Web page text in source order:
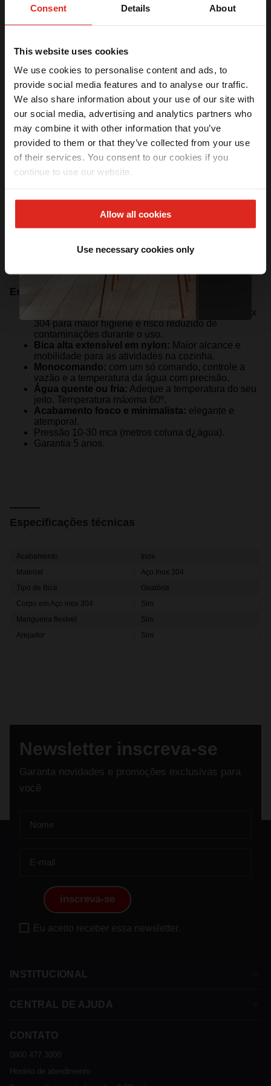
Consent Details About
This website uses cookies
We use cookies to personalise content and ads, to
provide social media features and to analyse our traffic.
We also share information about your use of our site with
our social media, advertising and analytics partners who
may combine it with other information that you’ve
provided to them or that they’ve collected from your use
of their services. You consent to our cookies if you
continue to use our website.
Allow all cookies
Use necessary cookies only
Leve
os 2 produtos
ou 0x de R$ 0,00
COMPRAR JUNTO
O novo MISTURADOR MONOCOMANDO DE MESA
ATLAS NEO FRANKEtem o corpo em aço inox 304 para
A vantagem de ser monocomando garante que com um só
controladas, com água quente ou fria. O acabamento fosco
Especificações:
Aço inox 304:
O corpo do misturador é em aço inox
304 para maior higiene e risco reduzido de
contaminações durante o uso.
Bica alta extensível em nylon: Maior alcance e
mobilidade para as atividades na cozinha.
Monocomando: com um só comando, controle a
vazão e a temperatura da água com precisão.
Água quente ou fria: Adeque a temperatura do seu
jeito. Temperatura máxima 60º.
Acabamento fosco e minimalista: elegante e
atemporal.
Pressão 10-30 mca (metros coluna d¿água).
Garantia 5 anos.
Especificações técnicas
Acabamento
Inox
Material
Aço Inox 304
Tipo de Bica
Giratória
Corpo em Aço inox 304
Sim
Mangueira flexível
Sim
Arejador
Sim
Newsletter inscreva-se
Garanta novidades e promoções exclusivas para
você
inscreva-se
Eu aceito receber essa newsletter.
INSTITUCIONAL
Sobre a Franke
Política de Privacidade
Sustentável
Cashback
CENTRAL DE AJUDA
Assistência Técnica
Política de Trocas e Devoluções
Política de Entrega
CONTATO
0800 477 3000
Horário de atendimento
Li e aceito os termos daPolítica de privacidade
QUERO MEU DESCONTO